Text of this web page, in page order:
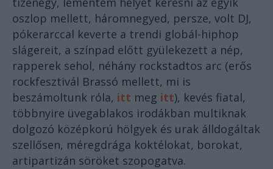
oszlop mellett, háromnegyed, persze, volt DJ,
pókerarccal keverte a trendi globál-hiphop
slágereit, a színpad előtt gyülekezett a nép,
rapperek sehol, néhány rockstadtos arc (erős
rockfesztivál Brassó mellett, mi is
beszámoltunk róla, itt meg itt), kevés fiatal,
többnyire üvegablakos irodákban multiknak
dolgozó középkorú hölgyek és urak álldogáltak
szellősen, méregdrága koktélokat, borokat,
artipartizán söröket szopogatva.